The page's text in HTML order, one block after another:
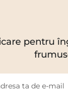
pentru
ta de e-mail